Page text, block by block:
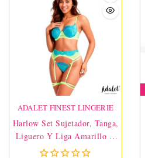
ADALET FINEST LINGERIE
Harlow Set Sujetador, Tanga,
Liguero Y Liga Amarillo Y
Azul